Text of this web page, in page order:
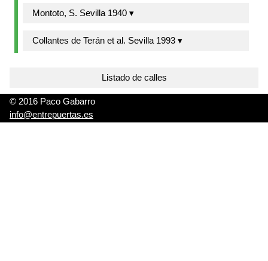
Montoto, S. Sevilla 1940 ▾
Collantes de Terán et al. Sevilla 1993 ▾
Listado de calles
© 2016 Paco Gabarro
info@entrepuertas.es